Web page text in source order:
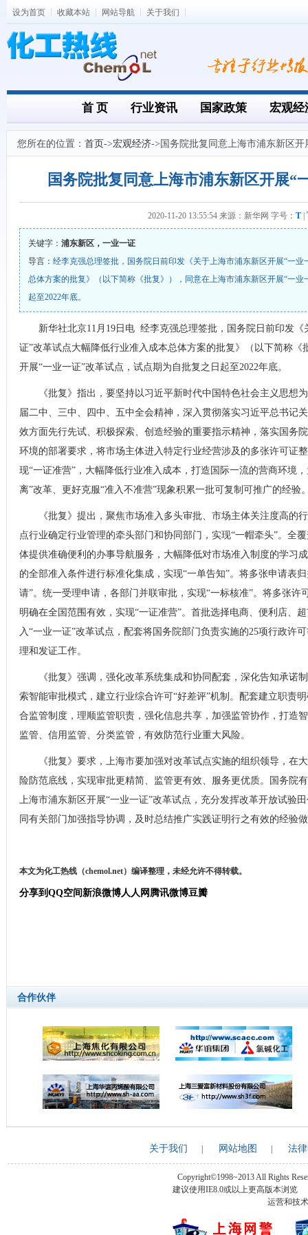
设为首页 收藏本站 网站导航 关于我们
首 页 行业资讯 国家政策 宏观经
您所在的位置： 首页->宏观经济->国务院批复同意上海市浦东新区开
国务院批复同意上海市浦东新区开展“
2020-11-20 13:55:54 来源：新华网 字号： T|
关键字： 浦东新区，一业一证
导言： 经李克强总理签批，国务院日前印发《关于上海市浦东新区开展“一
总体方案的批复》（以下简称《批复》），同意在上海市浦东新区开展“一
起至2022年底。
新华社北京11月19日电 经李克强总理签批，国务院日前印发《
证”改革试点大幅降低行业准入成本总体方案的批复》（以下简称《
开展“一业一证”改革试点，试点期为自批复之日起至2022年底。
《批复》指出，要坚持以习近平新时代中国特色社会主义思想
届二中、三中、四中、五中全会精神，深入贯彻落实习近平总书记
效方面先行先试、积极探索、创造经验的重要指示精神，落实国务
环境的部署要求，将市场主体进入特定行业经营涉及的多张许可证
现“一证准营”，大幅降低行业准入成本，打造国际一流的营商环境
离”改革、更好克服“准入不准营”现象积累一批可复制可推广的经验
《批复》提出，聚焦市场准入多头审批、市场主体关注度高的
点行业确定行业管理的牵头部门和协同部门，实现“一帽牵头”。全
体提供准确便利的办事导航服务，大幅降低对市场准入制度的学习
的全部准入条件进行标准化集成，实现“一单告知”。将多张申请表
请”。统一受理申请，各部门并联审批，实现“一标核准”。将多张许
明确在全国范围有效，实现“一证准营”。首批选择电商、便利店、
入“一业一证”改革试点，配套将国务院部门负责实施的25项行政许
理和发证工作。
《批复》强调，强化改革系统集成和协同配套，深化告知承诺
索智能审批模式，建立行业综合许可“好差评”机制。配套建立职责
合监管制度，理顺监管职责，强化信息共享，加强监管协作，打造
监管、信用监管、分类监管，有效防范行业重大风险。
《批复》要求，上海市要加强对改革试点实施的组织领导，在
险防范底线，实现审批更精简、监管更有效、服务更优质。国务院
上海市浦东新区开展“一业一证”改革试点，充分发挥改革开放试验
同有关部门加强指导协调，及时总结推广实践证明行之有效的经验
本文为化工热线（chemol.net）编译整理，未经允许不得转载。
分享到 QQ空间新浪微博人人网 腾讯微博豆瓣
合作伙伴
关于我们 网站地图 法
Copyright©1998~2013 All Rights
建议使用IE8.0或以上更高版本浏览
运营和技